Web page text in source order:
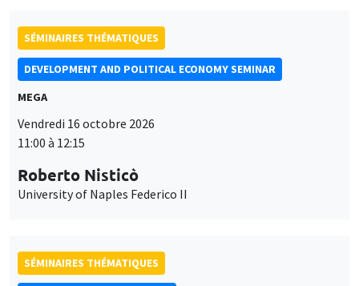
SÉMINAIRES THÉMATIQUES
DEVELOPMENT AND POLITICAL ECONOMY SEMINAR
MEGA
Vendredi 16 octobre 2026
11:00 à 12:15
Roberto Nisticò
University of Naples Federico II
SÉMINAIRES THÉMATIQUES